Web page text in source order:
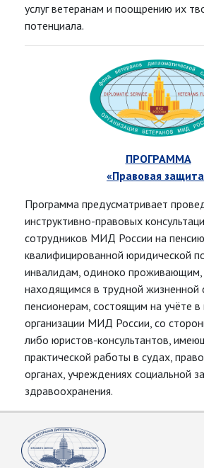
услуг ветеранам и поощрению их
потенциала.
ПРОГРАММА
«Правовая
Программа предусматривает
инструктивно-правовых
сотрудников МИД России на
квалифицированной юридической
инвалидам, одиноко проживающим,
находящимся в трудной жизненной
пенсионерам, состоящим на учёте в
организации МИД России, со
либо юристов-консультантов,
практической работы в судах,
органах, учреждениях социальной
здравоохранения.